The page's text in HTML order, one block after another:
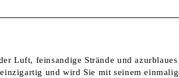
Luft, feinsandige Strände und
und wird Sie mit seinem